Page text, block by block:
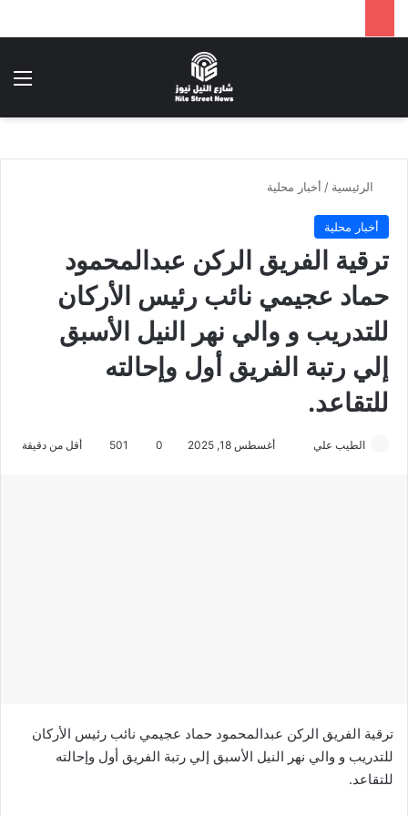
الرئيسية / أخبار محلية
أخبار محلية
ترقية الفريق الركن عبدالمحمود
حماد عجيمي نائب رئيس الأركان
للتدريب و والي نهر النيل الأسبق
إلي رتبة الفريق أول وإحالته
للتقاعد.
الطيب علي
ر
أغسطس 18, 2025 0
501 أقل من دقيقة
ترقية الفريق الركن عبدالمحمود حماد عجيمي نائب رئيس الأركان
للتدريب و والي نهر النيل الأسبق إلي رتبة الفريق أول وإحالته
للتقاعد.